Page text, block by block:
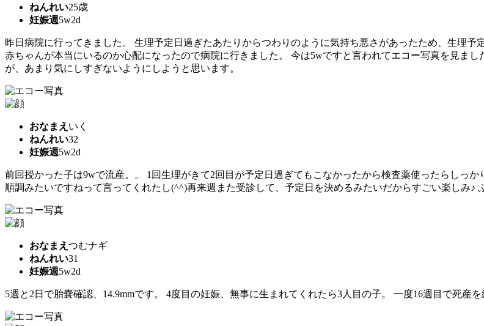
ねんれい25歳
妊娠週5w2d
昨日病院に行ってきました。 生理予定日過ぎたあたりからつわりのように気持ち悪さがあったため、生理予
赤ちゃんが本当にいるのか心配になったので病院に行きました。 今は5wですと言われてエコー写真を見ま
が、あまり気にしすぎないようにしようと思います。
おなまえ いく
ねんれい32
妊娠週5w2d
前回授かった子は9wで流産。。 1回生理がきて2回目が予定日過ぎてもこなかったから検査薬使ったらしっ
順調みたいですねって言ってくれたし(^^)再来週また受診して、予定日を決めるみたいだからすごい楽しみ♪
おなまえ つむナギ
ねんれい31
妊娠週5w2d
5週と2日で胎嚢確認、14.9mmです。 4度目の妊娠、無事に生まれてくれたら3人目の子。 一度16週目で死産